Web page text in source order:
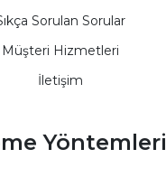
Sorulan Sorular
Müşteri Hizmetleri
İletişim
Yöntemleri